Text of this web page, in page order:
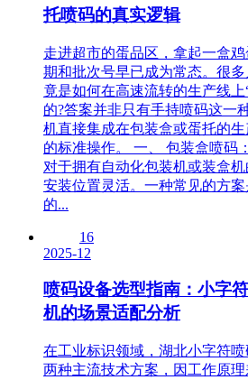
托喷码的真实逻辑
走进超市的蛋品区，拿起一盒
期和批次号早已成为常态。很
竟是如何在高速流转的生产线
的?答案并非只有手持喷码这一
机直接集成在包装盒或蛋托的
的标准操作。 一、 包装盒喷码
对于拥有自动化包装机或装盒
安装位置灵活。一种常见的方
的...
16
2025-12
喷码设备选型指南：小字
机的场景适配分析
在工业标识领域，湖北小字符
两种主流技术方案，因工作原